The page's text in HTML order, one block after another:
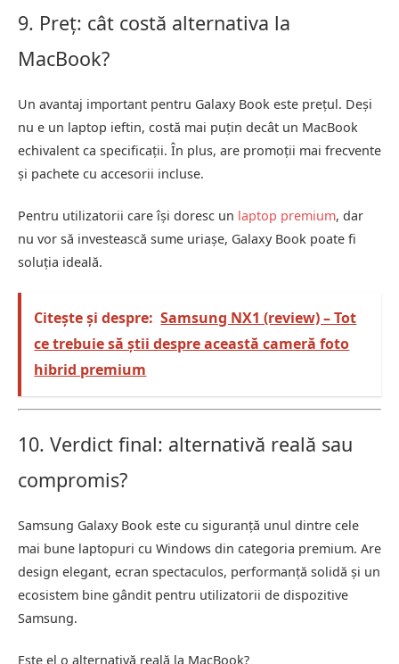
9. Preț: cât costă alternativa la
MacBook?
Un avantaj important pentru Galaxy Book este prețul. Deși
nu e un laptop ieftin, costă mai puțin decât un MacBook
echivalent ca specificații. În plus, are promoții mai frecvente
și pachete cu accesorii incluse.
Pentru utilizatorii care își doresc un laptop premium, dar
nu vor să investească sume uriașe, Galaxy Book poate fi
soluția ideală.
Citește și despre: Samsung NX1 (review) – Tot
ce trebuie să știi despre această cameră foto
hibrid premium
10. Verdict final: alternativă reală sau
compromis?
Samsung Galaxy Book este cu siguranță unul dintre cele
mai bune laptopuri cu Windows din categoria premium. Are
design elegant, ecran spectaculos, performanță solidă și un
ecosistem bine gândit pentru utilizatorii de dispozitive
Samsung.
Este el o alternativă reală la MacBook?